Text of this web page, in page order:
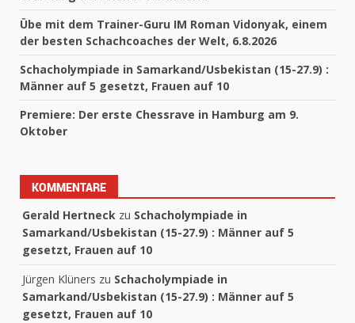
Übe mit dem Trainer-Guru IM Roman Vidonyak, einem
der besten Schachcoaches der Welt, 6.8.2026
Schacholympiade in Samarkand/Usbekistan (15-27.9) :
Männer auf 5 gesetzt, Frauen auf 10
Premiere: Der erste Chessrave in Hamburg am 9.
Oktober
KOMMENTARE
Gerald Hertneck zu Schacholympiade in
Samarkand/Usbekistan (15-27.9) : Männer auf 5
gesetzt, Frauen auf 10
Jürgen Klüners zu Schacholympiade in
Samarkand/Usbekistan (15-27.9) : Männer auf 5
gesetzt, Frauen auf 10